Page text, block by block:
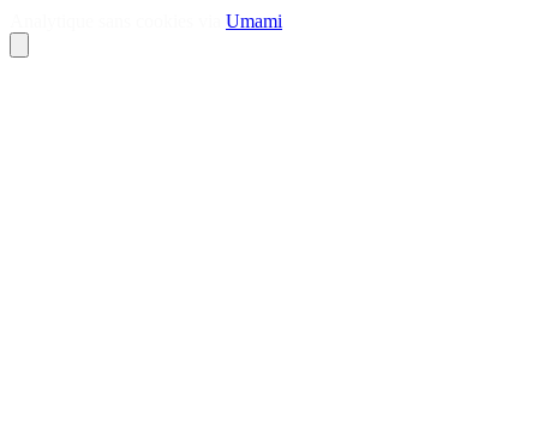
Umami